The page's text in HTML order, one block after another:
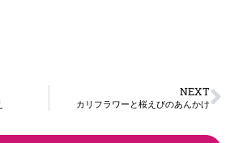
NEXT
カリフラワーと桜えびのあんかけ